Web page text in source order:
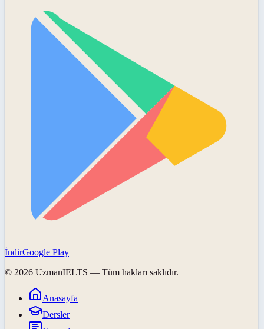
İndirGoogle Play
© 2026 UzmanIELTS — Tüm hakları saklıdır.
Anasayfa
Dersler